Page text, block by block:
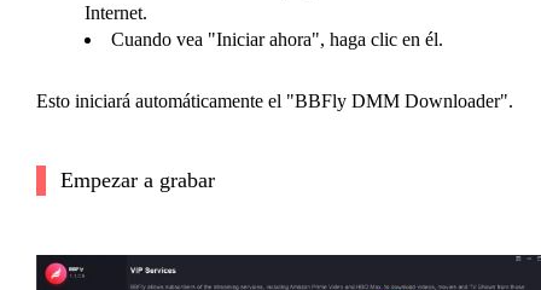
Internet.
Cuando vea "Iniciar ahora", haga clic en él.
Esto iniciará automáticamente el "BBFly DMM Downloader".
Empezar a grabar